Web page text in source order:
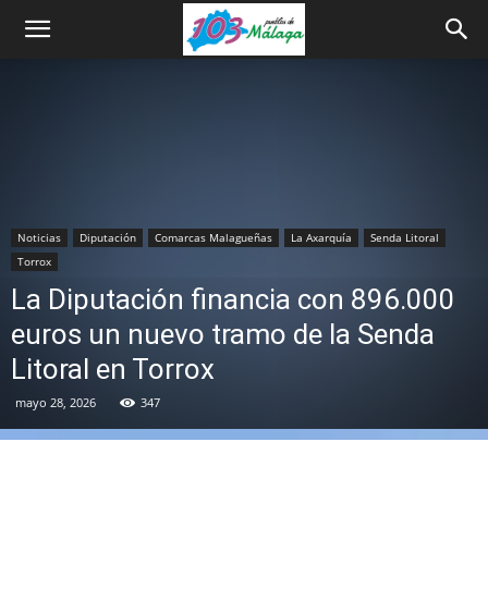
Noticias Diputación Comarcas Malagueñas La Axarquía
Senda Litoral
Torrox
La Diputación financia con 896.000
euros un nuevo tramo de la Senda
Litoral en Torrox
mayo 28, 2026 347